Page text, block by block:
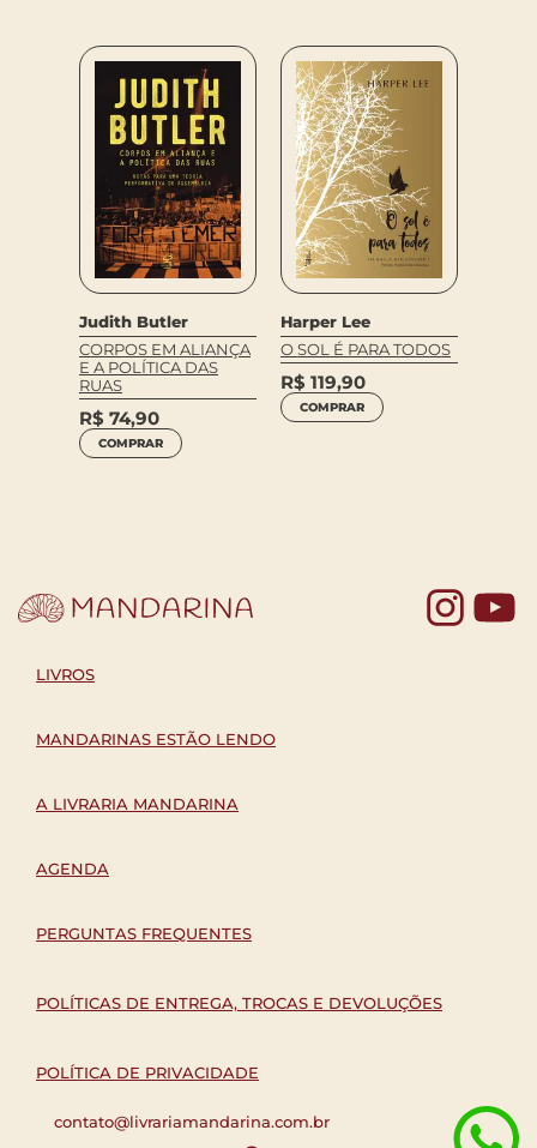
Judith Butler
CORPOS EM ALIANÇA
E A POLÍTICA DAS
RUAS
R$ 74,90
COMPRAR
Harper Lee
O SOL É PARA TODOS
R$ 119,90
COMPRAR
LIVROS
MANDARINAS ESTÃO LENDO
A LIVRARIA MANDARINA
AGENDA
PERGUNTAS FREQUENTES
POLÍTICAS DE ENTREGA, TROCAS E DEVOLUÇÕES
POLÍTICA DE PRIVACIDADE
contato@livrariamandarina.com.br